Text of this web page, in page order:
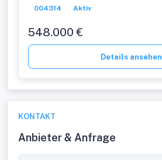
004314 Aktiv
548.000 €
Details ansehen
KONTAKT
Anbieter & Anfrage